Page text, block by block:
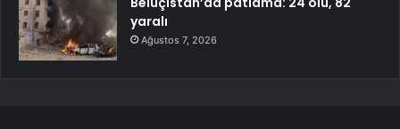
yaralı
Ağustos 7, 2026